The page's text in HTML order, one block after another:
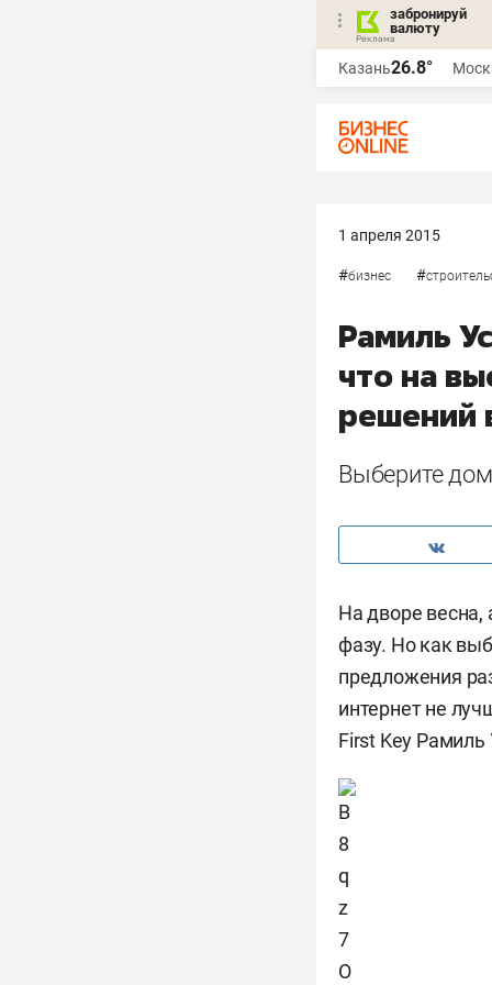
забронируй
валюту
Казань26.8°
1 апреля 2015
#бизнес #
Рамиль
что на
решений
Выберите
На дворе весна,
фазу. Но как
предложения
интернет не
First Key Рамиль